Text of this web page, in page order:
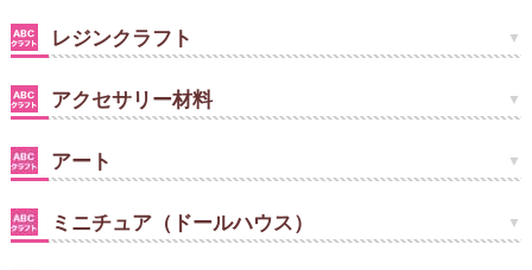
レジンクラフト
アクセサリー材料
アート
ミニチュア（ドールハウス）